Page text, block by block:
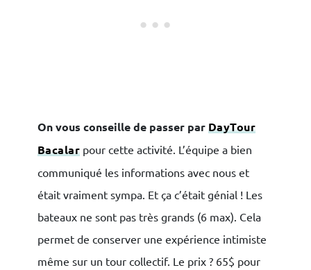
On vous conseille de passer par DayTour
Bacalar pour cette activité. L’équipe a bien
communiqué les informations avec nous et
était vraiment sympa. Et ça c’était génial ! Les
bateaux ne sont pas très grands (6 max). Cela
permet de conserver une expérience intimiste
même sur un tour collectif. Le prix ? 65$ pour